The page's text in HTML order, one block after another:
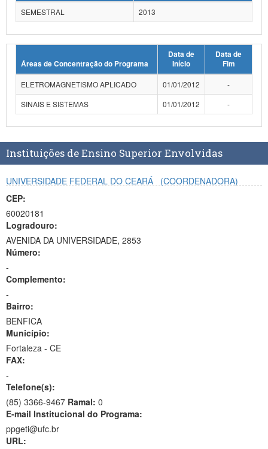
Banco Central do Brasil
Planalto
SEMESTRAL
2013
Áreas de Concentração do Programa
Data de
Início
Data de
Fim
ELETROMAGNETISMO APLICADO
01/01/2012
-
SINAIS E SISTEMAS
01/01/2012 -
Instituições de Ensino Superior Envolvidas
UNIVERSIDADE FEDERAL DO CEARÁ
(COORDENADORA)
CEP:
60020181
Logradouro:
AVENIDA DA UNIVERSIDADE, 2853
Número:
-
Complemento:
-
Bairro:
BENFICA
Município:
Fortaleza - CE
FAX:
-
Telefone(s):
(85) 3366-9467 Ramal: 0
E-mail Institucional do Programa:
ppgeti@ufc.br
URL: